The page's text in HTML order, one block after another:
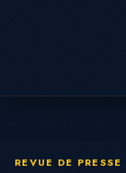
REVUE DE PRESSE